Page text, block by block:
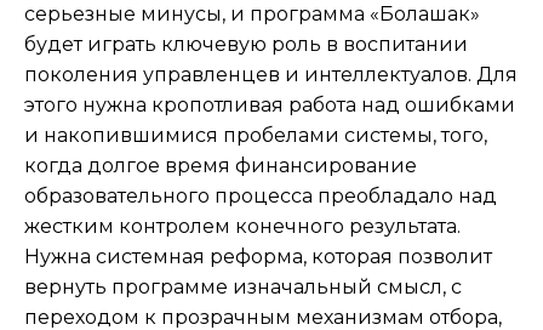
серьезные минусы, и программа «Болашак»
будет играть ключевую роль в воспитании
поколения управленцев и интеллектуалов. Для
этого нужна кропотливая работа над ошибками
и накопившимися пробелами системы, того,
когда долгое время финансирование
образовательного процесса преобладало над
жестким контролем конечного результата.
Нужна системная реформа, которая позволит
вернуть программе изначальный смысл, с
переходом к прозрачным механизмам отбора,